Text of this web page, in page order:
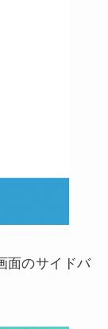
面のサイドバ